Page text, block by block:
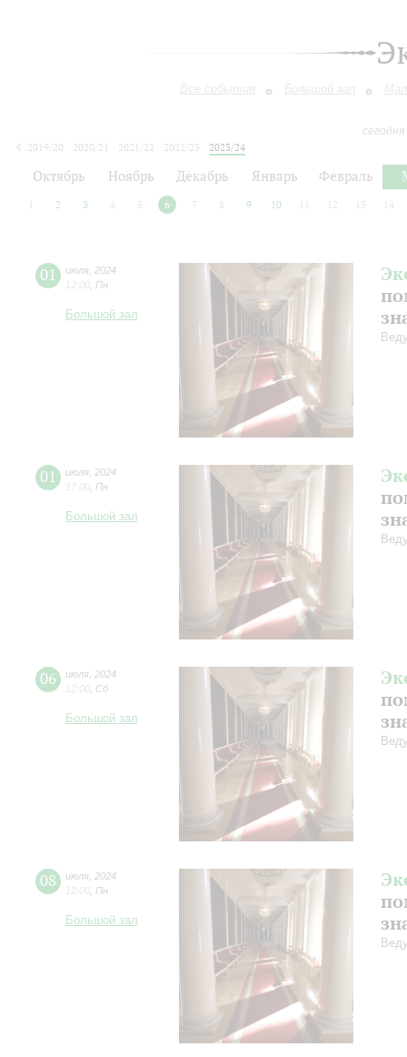
Все события Большой зал
2019/20
2020/21 2021/22 2022/23
2023/24
Октябрь Ноябрь Декабрь Январь Февраль
2 3 4 5 6 7 8 9 10 12 13 14
01 июля 2024
12:00 Пн
Большой зал
01 июля 2024
17:00 Пн
Большой зал
06 июля 2024
12:00 Сб
Большой зал
08 июля 2024
12:00 Пн
Большой зал